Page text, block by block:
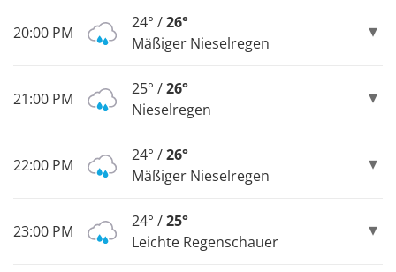
20:00 PM
24° /26°
Mäßiger Nieselregen
21:00 PM
25° /26°
Nieselregen
22:00 PM
24° /26°
Mäßiger Nieselregen
23:00 PM
24° /25°
Leichte Regenschauer